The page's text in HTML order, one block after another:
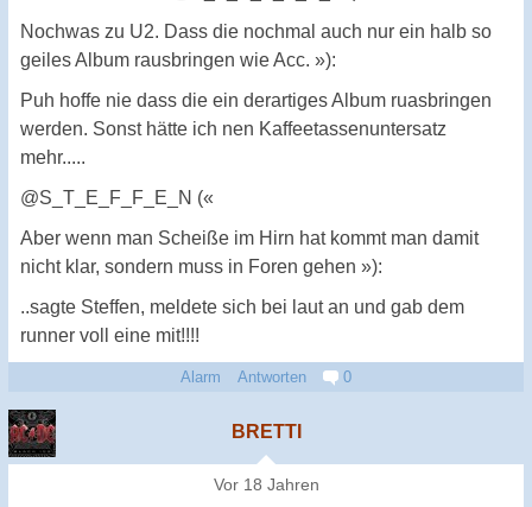
Nochwas zu U2. Dass die nochmal auch nur ein halb so
geiles Album rausbringen wie Acc. »):
Puh hoffe nie dass die ein derartiges Album ruasbringen
werden. Sonst hätte ich nen Kaffeetassenuntersatz
mehr.....
@S_T_E_F_F_E_N («
Aber wenn man Scheiße im Hirn hat kommt man damit
nicht klar, sondern muss in Foren gehen »):
..sagte Steffen, meldete sich bei laut an und gab dem
runner voll eine mit!!!!
Alarm Antworten 0
BRETTI
Vor 18 Jahren